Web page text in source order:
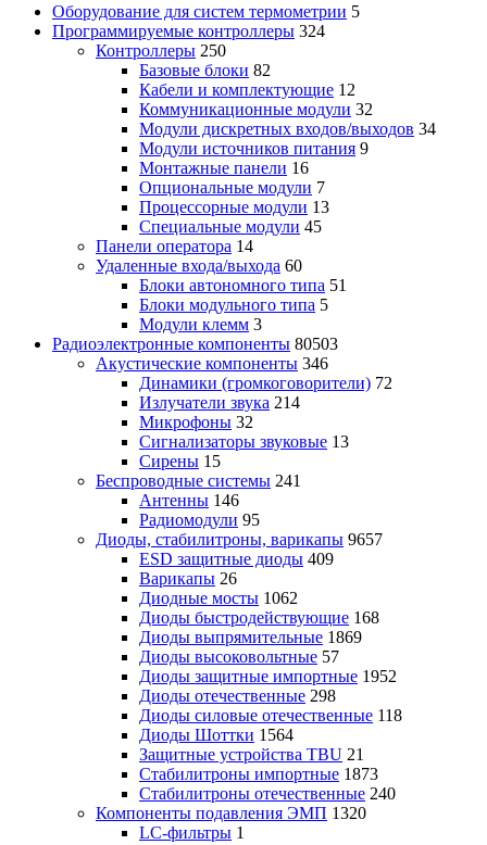
Оборудование для систем термометрии 5
Программируемые контроллеры 324
Контроллеры 250
Базовые блоки 82
Кабели и комплектующие 12
Коммуникационные модули 32
Модули дискретных входов/выходов 34
Модули источников питания 9
Монтажные панели 16
Опциональные модули 7
Процессорные модули 13
Специальные модули 45
Панели оператора 14
Удаленные входа/выхода 60
Блоки автономного типа 51
Блоки модульного типа 5
Модули клемм 3
Радиоэлектронные компоненты 80503
Акустические компоненты 346
Динамики (громкоговорители) 72
Излучатели звука 214
Микрофоны 32
Сигнализаторы звуковые 13
Сирены 15
Беспроводные системы 241
Антенны 146
Радиомодули 95
Диоды, стабилитроны, варикапы 9657
ESD защитные диоды 409
Варикапы 26
Диодные мосты 1062
Диоды быстродействующие 168
Диоды выпрямительные 1869
Диоды высоковольтные 57
Диоды защитные импортные 1952
Диоды отечественные 298
Диоды силовые отечественные 118
Диоды Шоттки 1564
Защитные устройства TBU 21
Стабилитроны импортные 1873
Стабилитроны отечественные 240
Компоненты подавления ЭМП 1320
LC-фильтры 1